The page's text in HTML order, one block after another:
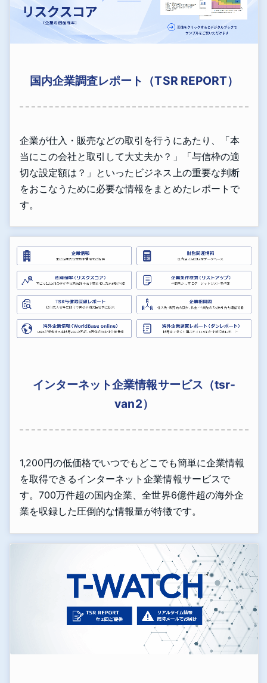
国内企業調査レポート（TSR REPORT）
企業が仕入・販売などの取引を行うにあたり、「本
当にこの会社と取引して大丈夫か？」「与信枠の適
切な設定額は？」といったビジネス上の重要な判断
をおこなうために必要な情報をまとめたレポートで
す。
インターネット企業情報サービス（tsr-
van2）
1,200円の低価格でいつでもどこでも簡単に企業情報
を取得できるインターネット企業情報サービスで
す。700万件超の国内企業、全世界6億件超の海外企
業を収録した圧倒的な情報量が特徴です。